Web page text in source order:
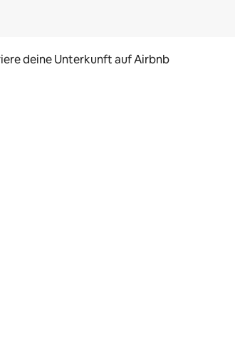
deine Unterkunft auf Airbnb